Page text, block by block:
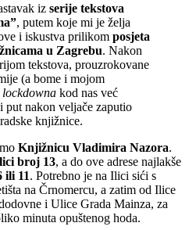
iz serije tekstova
, putem koje mi je želja
i iskustva prilikom posjeta
u Zagrebu. Nakon
tekstova, prouzrokovane
(a bome i mojom
lockdowna kod nas već
put nakon veljače zaputio
knjižnice.
Knjižnicu Vladimira Nazora.
broj 13, a do ove adrese najlakše
ili 11. Potrebno je na Ilici sići s
na Črnomercu, a zatim od Ilice
i Ulice Grada Mainza, za
minuta opuštenog hoda.